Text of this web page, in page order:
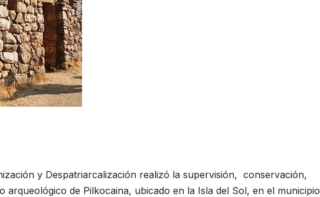
y Despatriarcalización realizó la supervisión, conservación,
arqueológico de Pilkocaina, ubicado en la Isla del Sol, en el municipio